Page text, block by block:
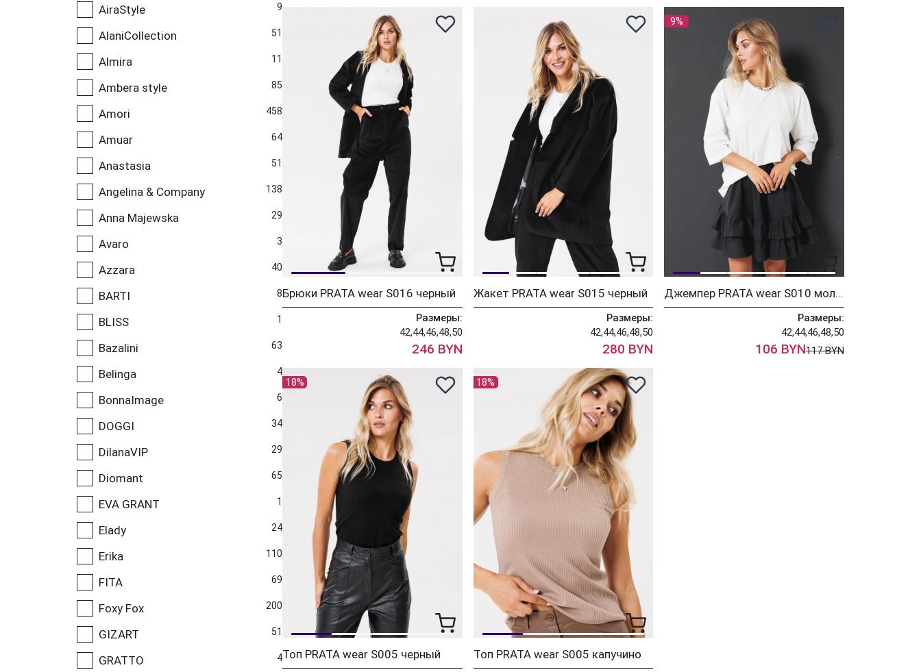
AiraStyle 9
AlaniCollection 51
Almira 11
Ambera style 85
Amori 458
Amuar 64
Anastasia 51
Angelina & Company 138
Anna Majewska 29
Avaro 3
Azzara 40
BARTI 8
BLISS 1
Bazalini 63
Belinga 4
BonnaImage 6
DOGGI 34
DilanaVIP 29
Diomant 65
EVA GRANT 1
Elady 24
Erika 110
FITA 69
Foxy Fox 200
GIZART 51
GRATTO 4
Брюки PRATA wear S016 черный
Размеры:
42,44,46,48,50
246 BYN
Жакет PRATA wear S015 черный
Размеры:
42,44,46,48,50
280 BYN
9%
Джемпер PRATA wear S010 молочный
Размеры:
42,44,46,48,50
106 BYN117 BYN
18%
Топ PRATA wear S005 черный
18%
Топ PRATA wear S005 капучино